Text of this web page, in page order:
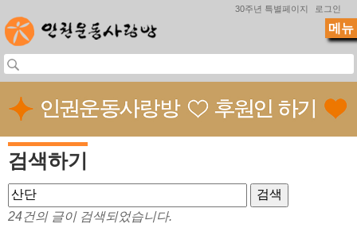
30주년 특별페이지 로그인
검색하기
24건의 글이 검색되었습니다.
메뉴